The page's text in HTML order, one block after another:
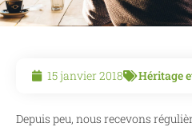
15 janvier 2018 Héritage
Depuis peu, nous recevons